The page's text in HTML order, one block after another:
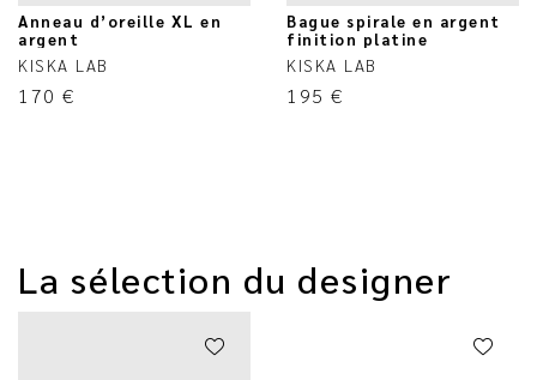
Anneau d’oreille XL en
argent
KISKA LAB
170 €
Bague spirale en argent
finition platine
KISKA LAB
195 €
La sélection du designer